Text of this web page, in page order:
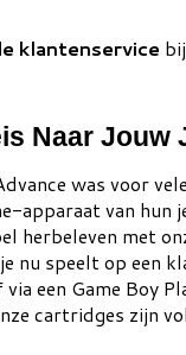
klantenservice
Naar Jouw
was voor
apparaat van hun
herbeleven met
nu speelt op een
via een Game Boy
cartridges zijn